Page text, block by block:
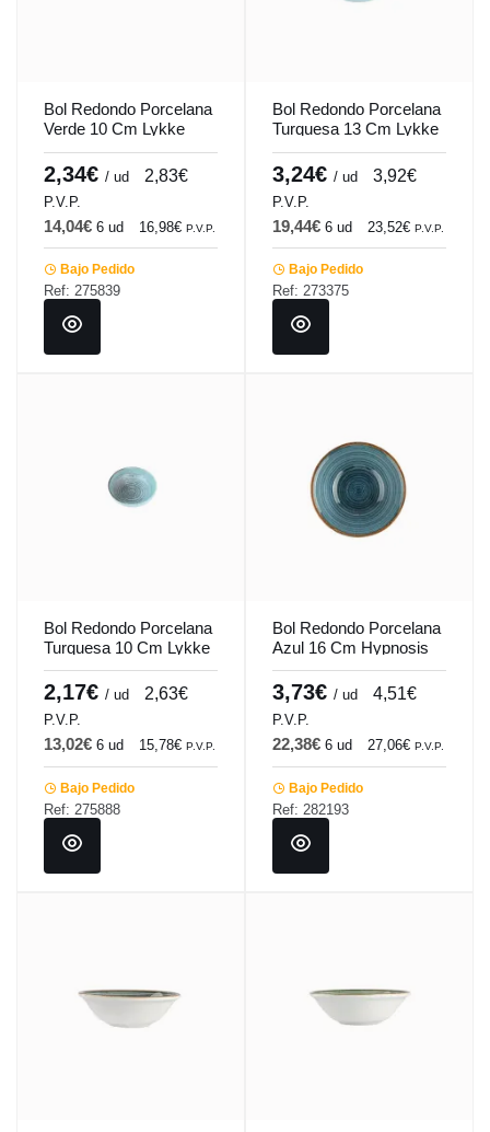
Bol Redondo Porcelana
Verde 10 Cm Lykke
Porland
2,34€ / ud 2,83€
P.V.P.
14,04€ 6 ud 16,98€ P.V.P.
Bajo Pedido
Ref: 275839
Bol Redondo Porcelana
Turquesa 13 Cm Lykke
Porland
3,24€ / ud 3,92€
P.V.P.
19,44€ 6 ud 23,52€ P.V.P.
Bajo Pedido
Ref: 273375
Bol Redondo Porcelana
Turquesa 10 Cm Lykke
Porland
2,17€ / ud 2,63€
P.V.P.
13,02€ 6 ud 15,78€ P.V.P.
Bajo Pedido
Ref: 275888
Bol Redondo Porcelana
Azul 16 Cm Hypnosis
Azul Porland
3,73€ / ud 4,51€
P.V.P.
22,38€ 6 ud 27,06€ P.V.P.
Bajo Pedido
Ref: 282193